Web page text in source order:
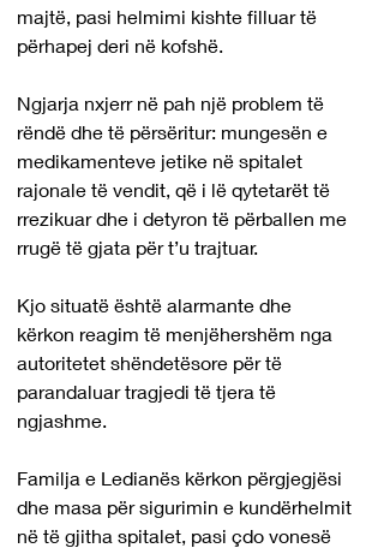
majtë, pasi helmimi kishte filluar të
përhapej deri në kofshë.
Ngjarja nxjerr në pah një problem të
rëndë dhe të përsëritur: mungesën e
medikamenteve jetike në spitalet
rajonale të vendit, që i lë qytetarët të
rrezikuar dhe i detyron të përballen me
rrugë të gjata për t’u trajtuar.
Kjo situatë është alarmante dhe
kërkon reagim të menjëhershëm nga
autoritetet shëndetësore për të
parandaluar tragjedi të tjera të
ngjashme.
Familja e Ledianës kërkon përgjegjësi
dhe masa për sigurimin e kundërhelmit
në të gjitha spitalet, pasi çdo vonesë